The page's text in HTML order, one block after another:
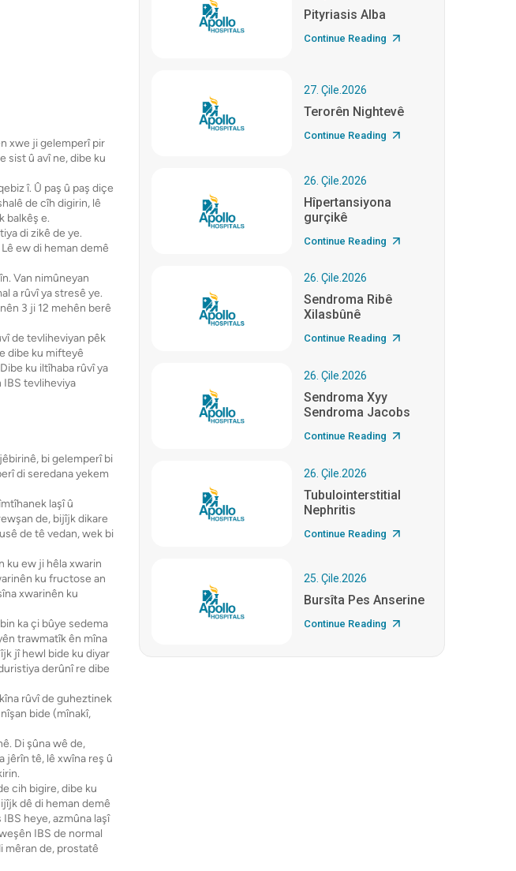
xwe ji gelemperî pir
sist û avî ne, dibe ku
î. Û paş û paş diçe
de cîh digirin, lê
balkêş e.
di zikê de ye.
ew di heman demê
Van nimûneyan
a rûvî ya stresê ye.
3 ji 12 mehên berê
de tevliheviyan pêk
dibe ku mifteyê
ku iltîhaba rûvî ya
IBS tevliheviya
bi gelemperî bi
di seredana yekem
laşî û
de, bijîjk dikare
de tê vedan, wek bi
ku ew ji hêla xwarin
ku fructose an
xwarinên ku
ka çi bûye sedema
trawmatîk ên mîna
jî hewl bide ku diyar
derûnî re dibe
rûvî de guheztinek
bide (mînakî,
Di şûna wê de,
jêrîn tê, lê xwîna reş û
cih bigire, dibe ku
dê di heman demê
heye, azmûna laşî
IBS de normal
mêran de, prostatê
Pityriasis Alba
Continue Reading
27. Çile.2026
Terorên Nightevê
Continue Reading
26. Çile.2026
Hîpertansiyona
gurçikê
Continue Reading
26. Çile.2026
Sendroma Ribê
Xilasbûnê
Continue Reading
26. Çile.2026
Sendroma Xyy
Sendroma Jacobs
Continue Reading
26. Çile.2026
Tubulointerstitial
Nephritis
Continue Reading
25. Çile.2026
Bursîta Pes Anserine
Continue Reading